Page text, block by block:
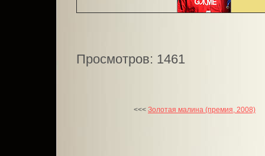
Просмотров: 1461
<<< Золотая малина (премия, 2008)